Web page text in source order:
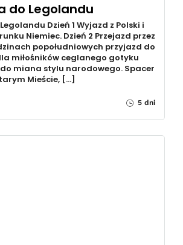
do Legolandu
Dzień 1 Wyjazd z Polski i
Niemiec. Dzień 2 Przejazd przez
popołudniowych przyjazd do
miłośników ceglanego gotyku
miana stylu narodowego. Spacer
Mieście, […]
5 dni